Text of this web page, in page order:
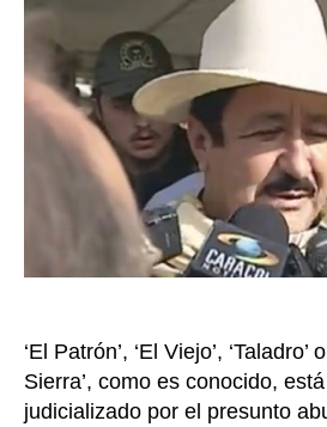
‘El Patrón’, ‘El Viejo’, ‘Taladro’
Sierra’, como es conocido,
judicializado por el presunto